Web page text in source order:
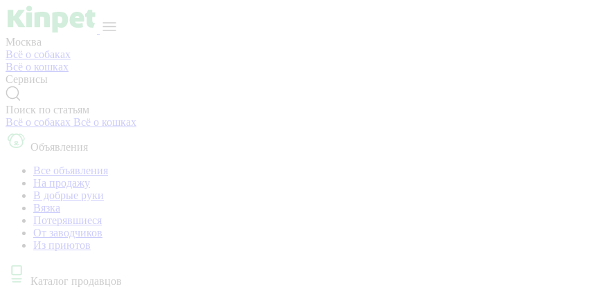
Москва
Всё о собаках
Всё о кошках
Сервисы
Поиск по статьям
Всё о собаках Всё о кошках
Объявления
Все объявления
На продажу
В добрые руки
Вязка
Потерявшиеся
От заводчиков
Из приютов
Каталог продавцов